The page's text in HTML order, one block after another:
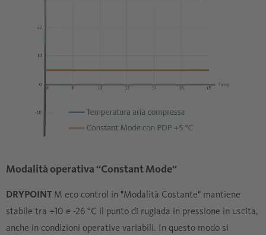
Modalità operativa “Constant Mode“
DRYPOINT M eco control in "Modalità Costante" mantiene
stabile tra +10 e -26 °C il punto di rugiada in pressione in uscita,
anche in condizioni operative variabili. In questo modo si